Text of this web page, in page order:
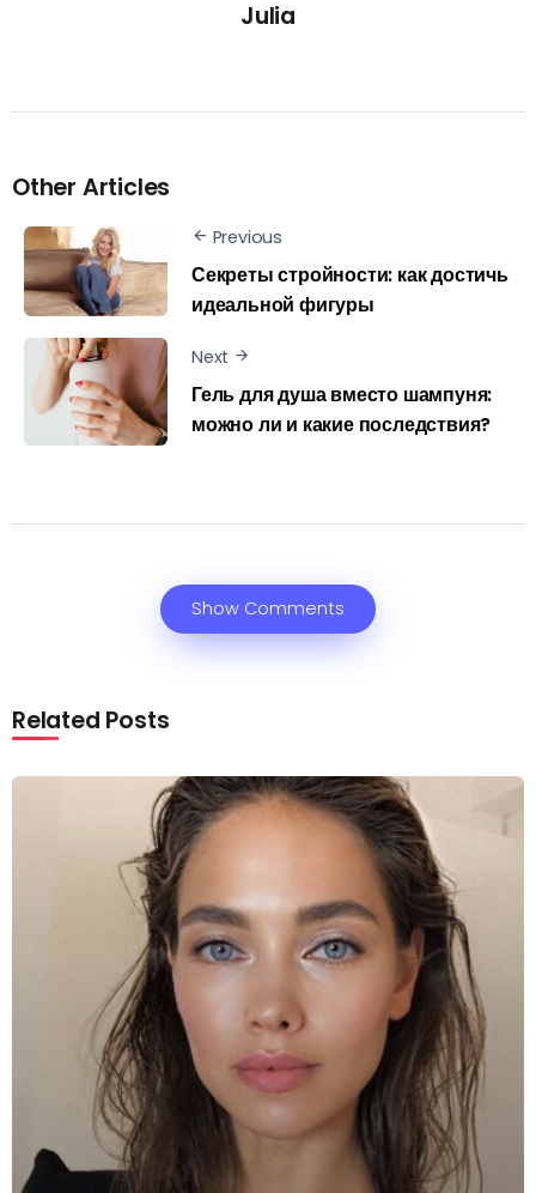
Julia
Other Articles
Previous
Секреты стройности: как достичь
идеальной фигуры
Next
Гель для душа вместо шампуня:
можно ли и какие последствия?
Show Comments
Related Posts